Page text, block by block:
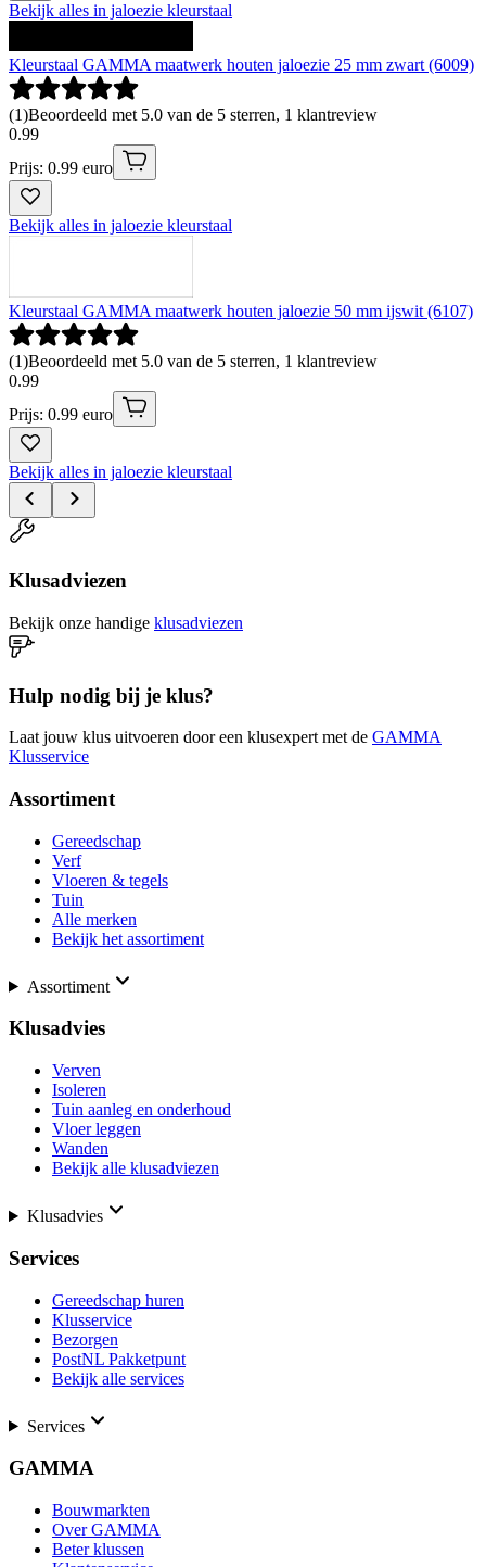
Bekijk alles in jaloezie kleurstaal
Kleurstaal GAMMA maatwerk houten jaloezie 25 mm zwart (6009)
(1)Beoordeeld met 5.0 van de 5 sterren, 1 klantreview
0.99
Prijs: 0.99 euro
Bekijk alles in jaloezie kleurstaal
Kleurstaal GAMMA maatwerk houten jaloezie 50 mm ijswit (6107)
(1)Beoordeeld met 5.0 van de 5 sterren, 1 klantreview
0.99
Prijs: 0.99 euro
Bekijk alles in jaloezie kleurstaal
Klusadviezen
Bekijk onze handige klusadviezen
Hulp nodig bij je klus?
Laat jouw klus uitvoeren door een klusexpert met de GAMMA
Klusservice
Assortiment
Gereedschap
Verf
Vloeren & tegels
Tuin
Alle merken
Bekijk het assortiment
Assortiment
Klusadvies
Verven
Isoleren
Tuin aanleg en onderhoud
Vloer leggen
Wanden
Bekijk alle klusadviezen
Klusadvies
Services
Gereedschap huren
Klusservice
Bezorgen
PostNL Pakketpunt
Bekijk alle services
Services
GAMMA
Bouwmarkten
Over GAMMA
Beter klussen